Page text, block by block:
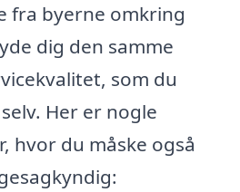
fra byerne omkring
dig den samme
som du
Her er nogle
hvor du måske også